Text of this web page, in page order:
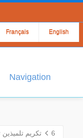
Français English
Navigation
6
تكريم